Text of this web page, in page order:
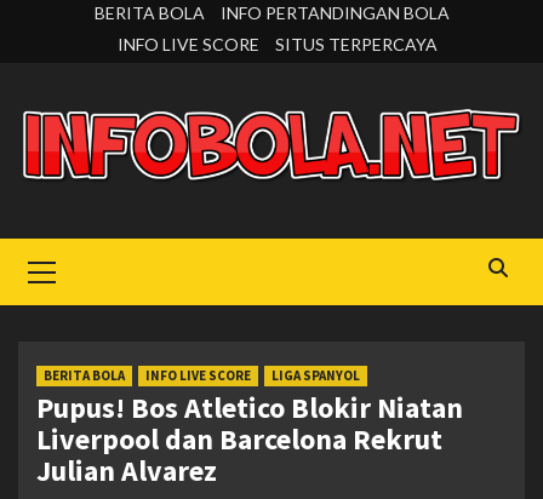
BERITA BOLA
INFO PERTANDINGAN BOLA
INFO LIVE SCORE
SITUS TERPERCAYA
Menu
BERITA BOLA INFO LIVE SCORE LIGA SPANYOL
Pupus! Bos Atletico Blokir Niatan
Liverpool dan Barcelona Rekrut
Julian Alvarez